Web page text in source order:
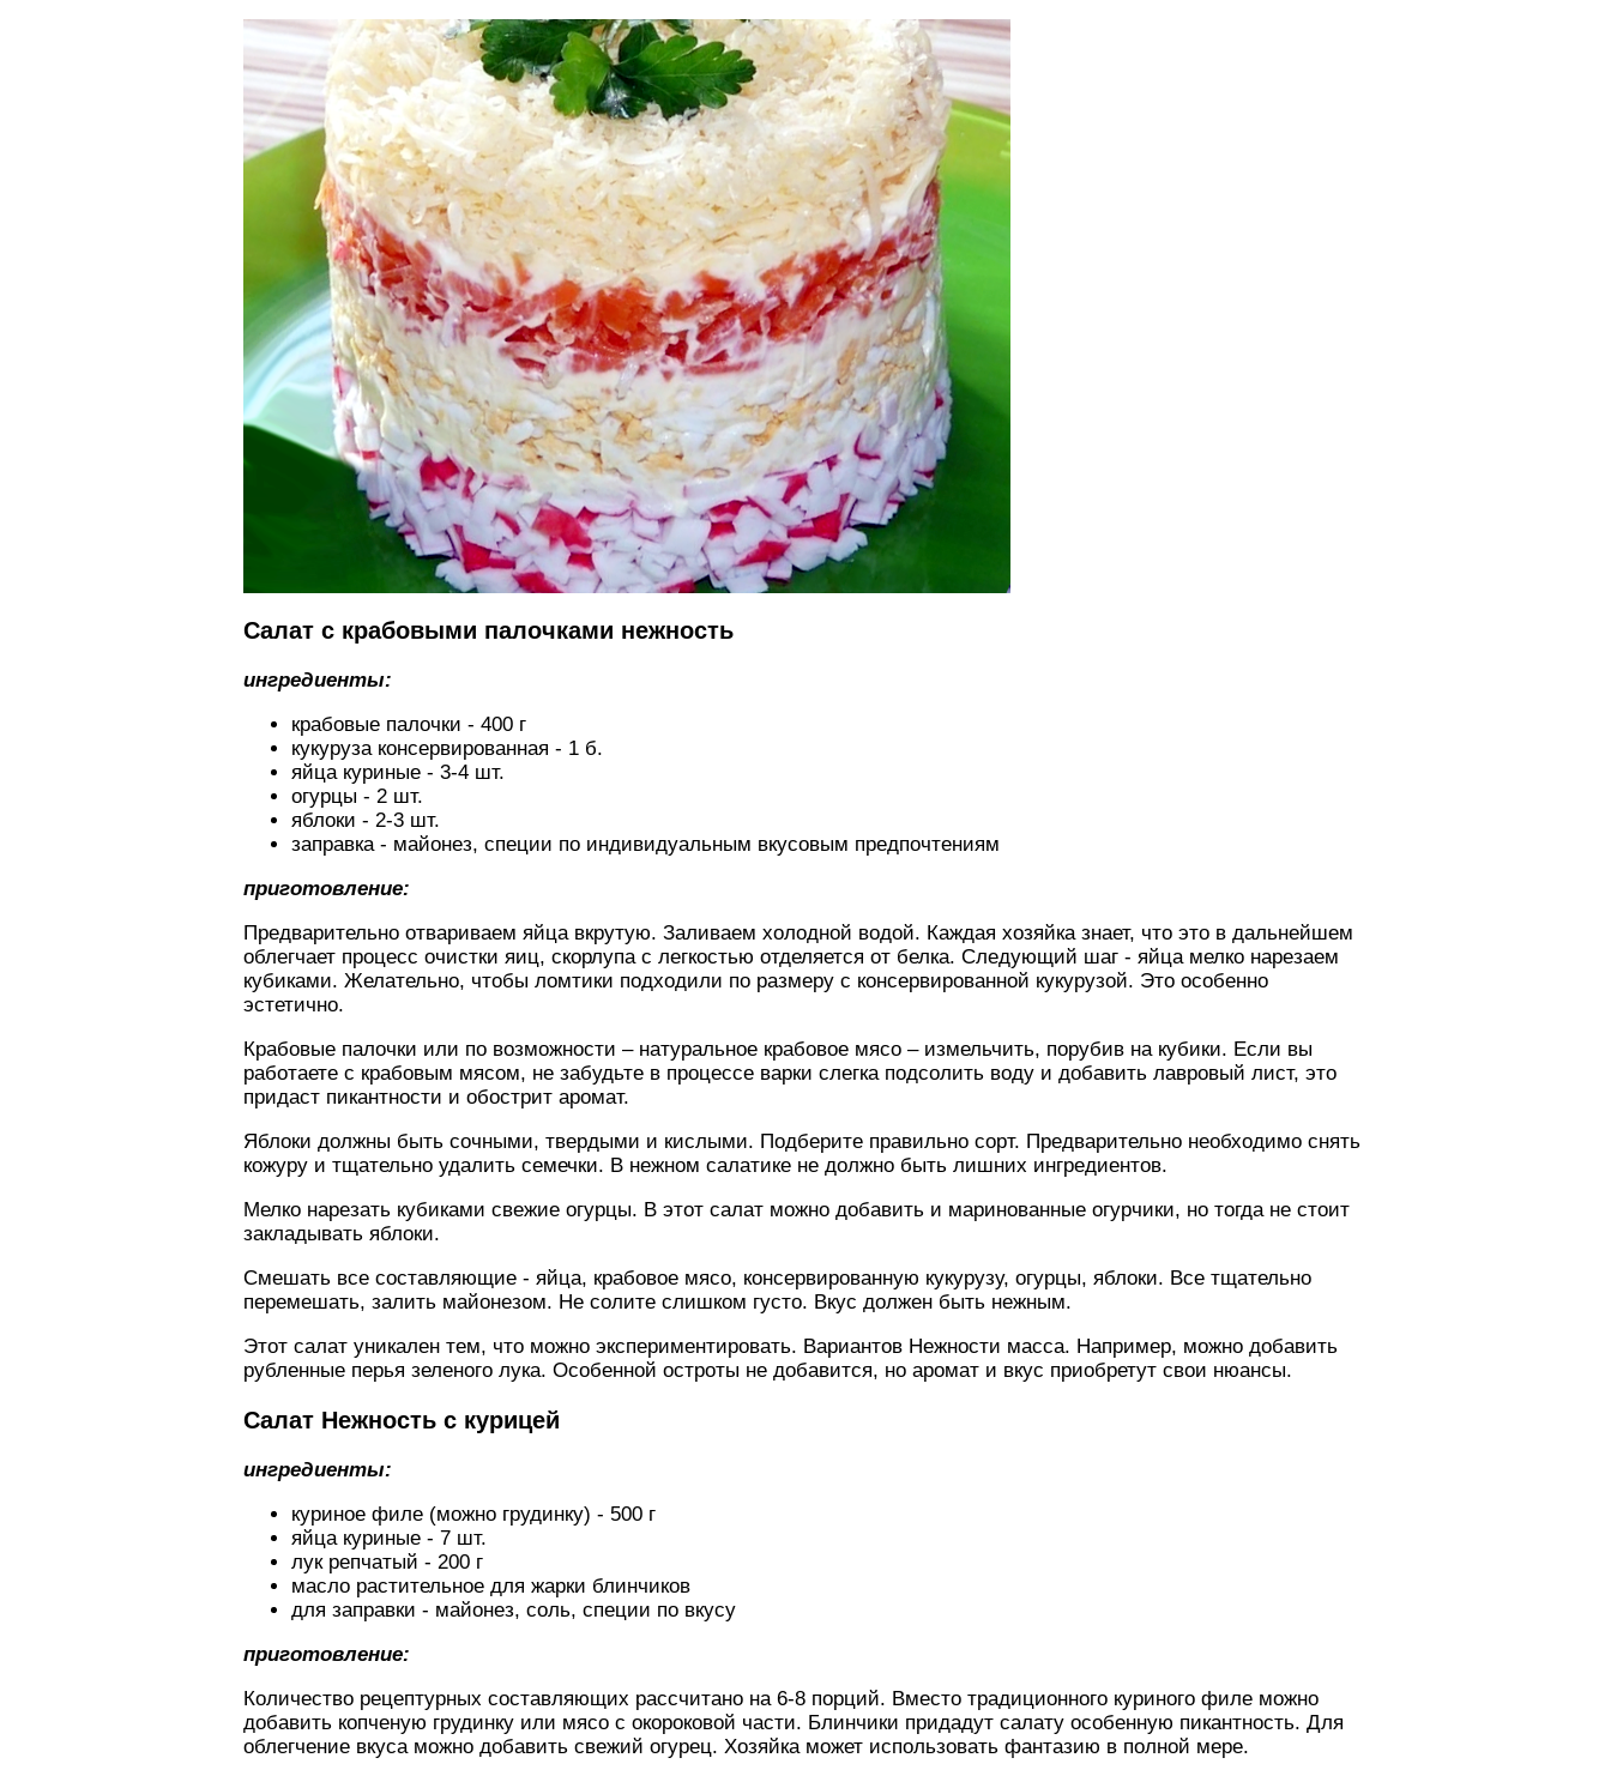
Салат с крабовыми палочками нежность
ингредиенты:
крабовые палочки - 400 г
кукуруза консервированная - 1 б.
яйца куриные - 3-4 шт.
огурцы - 2 шт.
яблоки - 2-3 шт.
заправка - майонез, специи по индивидуальным вкусовым предпочтениям
приготовление:
Предварительно отвариваем яйца вкрутую. Заливаем холодной водой. Каждая хозяйка знает, что это в дальнейшем
облегчает процесс очистки яиц, скорлупа с легкостью отделяется от белка. Следующий шаг - яйца мелко нарезаем
кубиками. Желательно, чтобы ломтики подходили по размеру с консервированной кукурузой. Это особенно
эстетично.
Крабовые палочки или по возможности – натуральное крабовое мясо – измельчить, порубив на кубики. Если вы
работаете с крабовым мясом, не забудьте в процессе варки слегка подсолить воду и добавить лавровый лист, это
придаст пикантности и обострит аромат.
Яблоки должны быть сочными, твердыми и кислыми. Подберите правильно сорт. Предварительно необходимо снять
кожуру и тщательно удалить семечки. В нежном салатике не должно быть лишних ингредиентов.
Мелко нарезать кубиками свежие огурцы. В этот салат можно добавить и маринованные огурчики, но тогда не стоит
закладывать яблоки.
Смешать все составляющие - яйца, крабовое мясо, консервированную кукурузу, огурцы, яблоки. Все тщательно
перемешать, залить майонезом. Не солите слишком густо. Вкус должен быть нежным.
Этот салат уникален тем, что можно экспериментировать. Вариантов Нежности масса. Например, можно добавить
рубленные перья зеленого лука. Особенной остроты не добавится, но аромат и вкус приобретут свои нюансы.
Салат Нежность с курицей
ингредиенты:
куриное филе (можно грудинку) - 500 г
яйца куриные - 7 шт.
лук репчатый - 200 г
масло растительное для жарки блинчиков
для заправки - майонез, соль, специи по вкусу
приготовление:
Количество рецептурных составляющих рассчитано на 6-8 порций. Вместо традиционного куриного филе можно
добавить копченую грудинку или мясо с окороковой части. Блинчики придадут салату особенную пикантность. Для
облегчение вкуса можно добавить свежий огурец. Хозяйка может использовать фантазию в полной мере.